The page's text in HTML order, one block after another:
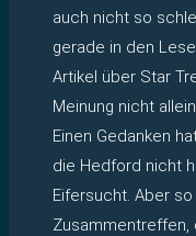
auch nicht so
gerade in den
Artikel über Star
Meinung nicht
Einen Gedanken
die Hedford nicht
Eifersucht. Aber
Zusammentreffen,